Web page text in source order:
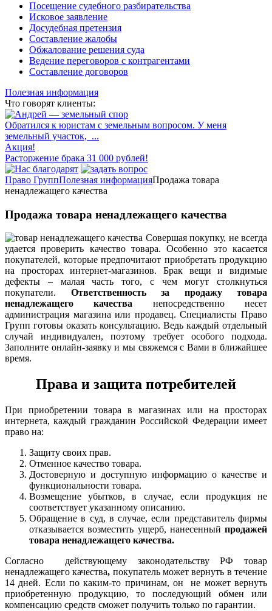
Посещение судебного разбирательства
Исковое заявление
Досудебная претензия
Составление жалобы
Обжалование решения суда
Ведение переговоров с контрагентами
Составление договоров
Полезная информация
Что говорят клиенты:
Обратился к юристам с земельным вопросом. У меня
земельный участок, ...
Акция!
Расторжение брака 31 000 рублей!
Право ГруппПолезная информацияПродажа товара
ненадлежащего качества
Продажа товара ненадлежащего качества
Совершая покупку, не всегда
удается проверить качество товара. Особенно это касается
покупателей, которые предпочитают приобретать продукцию
на просторах интернет-магазинов. Брак вещи и видимые
дефекты – малая часть того, с чем могут столкнуться
покупатели. Ответственность за продажу товара
ненадлежащего качества непосредственно несет
администрация магазина или продавец. Специалисты Право
Групп готовы оказать консультацию. Ведь каждый отдельный
случай индивидуален, поэтому требует особого подхода.
Заполните онлайн-заявку и мы свяжемся с Вами в ближайшее
время.
Права и защита потребителей
При приобретении товара в магазинах или на просторах
интернета, каждый гражданин Российской Федерации имеет
право на:
Защиту своих прав.
Отменное качество товара.
Достоверную и доступную информацию о качестве и
функциональности товара.
Возмещение убытков, в случае, если продукция не
соответствует указанному описанию.
Обращение в суд, в случае, если представитель фирмы
отказывается возместить ущерб, нанесенный продажей
товара ненадлежащего качества.
Согласно действующему законодательству РФ товар
ненадлежащего качества, покупатель может вернуть в течение
14 дней. Если по каким-то причинам, он не может вернуть
приобретенную продукцию, то последующий обмен или
компенсацию средств сможет получить только по гарантии.